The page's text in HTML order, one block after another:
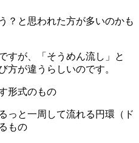
？と思われた方が多いのかも
すが、「そうめん流し」と
方が違うらしいのです。
形式のもの
っと一周して流れる円環（ド
もの